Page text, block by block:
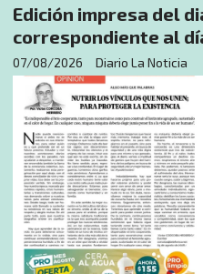
Edición impresa del
correspondiente al
Diario La Noticia
07/08/2026